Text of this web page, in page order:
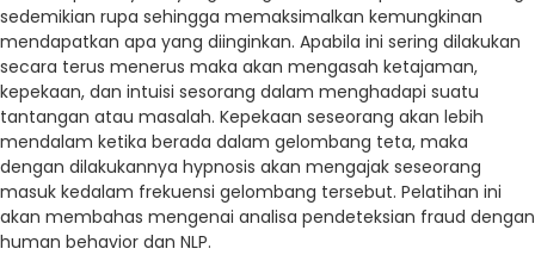
sedemikian rupa sehingga memaksimalkan kemungkinan
mendapatkan apa yang diinginkan. Apabila ini sering dilakukan
secara terus menerus maka akan mengasah ketajaman,
kepekaan, dan intuisi sesorang dalam menghadapi suatu
tantangan atau masalah. Kepekaan seseorang akan lebih
mendalam ketika berada dalam gelombang teta, maka
dengan dilakukannya hypnosis akan mengajak seseorang
masuk kedalam frekuensi gelombang tersebut. Pelatihan ini
akan membahas mengenai analisa pendeteksian fraud dengan
human behavior dan NLP.